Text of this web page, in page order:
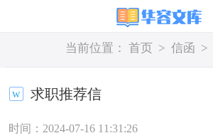
当前位置： 首页 > 信函 >
求职推荐信
时间：2024-07-16 11:31:26